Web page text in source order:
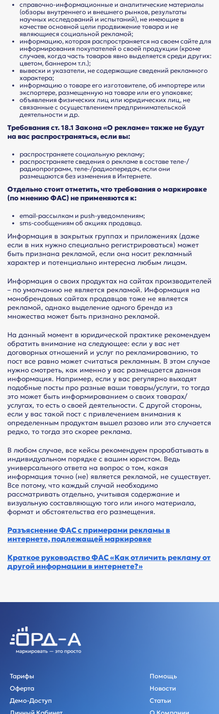
справочно-информационные и аналитические материалы
(обзоры внутреннего и внешнего рынков, результаты
научных исследований и испытаний), не имеющие в
качестве основной цели продвижение товара и не
являющиеся социальной рекламой;
информацию, которая распространяется на своем сайте для
информирования покупателей о своей продукции (кроме
случаев, когда часть товаров явно выделяется среди других:
цветом, баннером т.п.);
вывески и указатели, не содержащие сведений рекламного
характера;
информацию о товаре его изготовителе, об импортере или
экспортере, размещенную на товаре или его упаковке;
объявления физических лиц или юридических лиц, не
связанные с осуществлением предпринимательской
деятельности и др.
Требования ст. 18.1 Закона «О рекламе» также не будут
на вас распространяться, если вы:
распространяете социальную рекламу;
распространяете сведения о рекламе в составе теле-/
радиопрограмм, теле-/радиопередач, если они
размещаются без изменения в Интернете.
Отдельно стоит отметить, что требования о маркировке
(по мнению ФАС) не применяются к:
email-рассылкам и push-уведомлениям;
sms-сообщениям об акциях продавца.
Информация в закрытых группах и приложениях (даже
если в них нужно специально регистрироваться) может
быть признана рекламой, если она носит рекламный
характер и потенциально интересна любым лицам.
Информация о своих продуктах на сайтах производителей
– по умолчанию не является рекламой. Информация на
монобрендовых сайтах продавцов тоже не является
рекламой, однако выделение одного бренда из
множества может быть признано рекламой.
На данный момент в юридической практике рекомендуем
обратить внимание на следующее: если у вас нет
договорных отношений и услуг по рекламированию, то
пост все равно может считаться рекламным. В этом случае
нужно смотреть, как именно у вас размещается данная
информация. Например, если у вас регулярно выходят
подобные посты про разные ваши товары/услуги, то тогда
это может быть информированием о своих товарах/
услугах, то есть о своей деятельности. С другой стороны,
если у вас такой пост с привлечением внимания к
определенным продуктам вышел разово или это случается
редко, то тогда это скорее реклама.
В любом случае, все кейсы рекомендуем прорабатывать в
индивидуальном порядке с вашим юристом. Ведь
универсального ответа на вопрос о том, какая
информация точно (не) является рекламой, не существует.
Все потому, что каждый случай необходимо
рассматривать отдельно, учитывая содержание и
визуальную составляющую того или иного материала,
формат и обстоятельства его размещения.
Разъяснение ФАС с примерами рекламы в
интернете, подлежащей маркировке
Краткое руководство ФАС «Как отличить рекламу от
другой информации в интернете?»
Тарифы
Оферта
Демо-Доступ
Помощь
Новости
Статьи